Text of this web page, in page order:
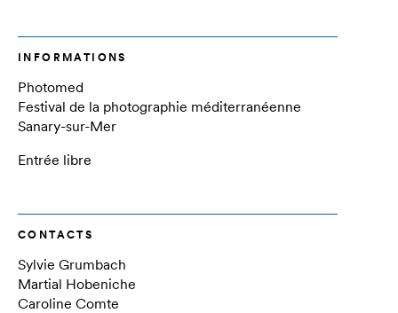
INFORMATIONS
Photomed
Festival de la photographie méditerranéenne
Sanary-sur-Mer
Entrée libre
CONTACTS
Sylvie Grumbach
Martial Hobeniche
Caroline Comte